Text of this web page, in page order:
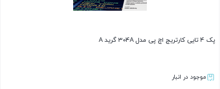
پک 4 تایی کارتریج اچ پی مدل 304A گرید A
موجود در انبار